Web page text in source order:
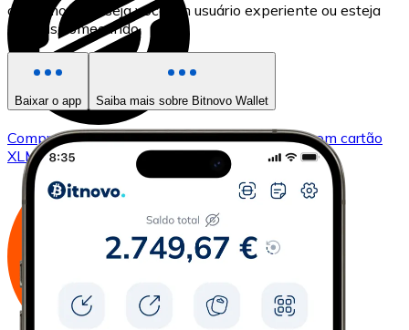
ComprarStellarcom transferência bancáriascom cartão
XLM
criptomoedas, seja você um usuário experiente ou esteja
apenas começando.
Baixar o app Saiba mais sobre Bitnovo Wallet